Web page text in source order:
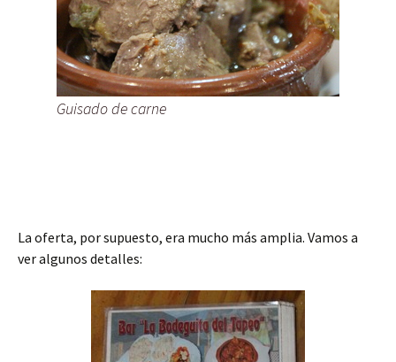
Guisado de carne
La oferta, por supuesto, era mucho más amplia. Vamos a
ver algunos detalles: